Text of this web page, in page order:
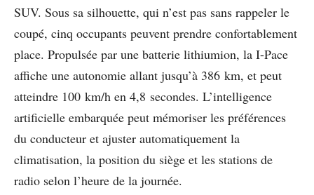
SUV. Sous sa silhouette, qui n’est pas sans rappeler le
coupé, cinq occupants peuvent prendre confortablement
place. Propulsée par une batterie lithiumion, la I-Pace
affiche une autonomie allant jusqu’à 386 km, et peut
atteindre 100 km/h en 4,8 secondes. L’intelligence
artificielle embarquée peut mémoriser les préférences
du conducteur et ajuster automatiquement la
climatisation, la position du siège et les stations de
radio selon l’heure de la journée.